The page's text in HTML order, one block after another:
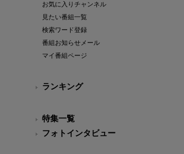
お気に入りチャンネル
見たい番組一覧
検索ワード登録
番組お知らせメール
マイ番組ページ
ランキング
特集一覧
フォトインタビュー